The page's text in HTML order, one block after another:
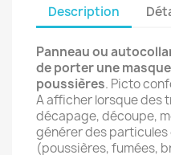
Description
Panneau ou
de porter une
poussières. Picto
A afficher lorsque des
décapage, découpe,
générer des particules
(poussières, fumées,